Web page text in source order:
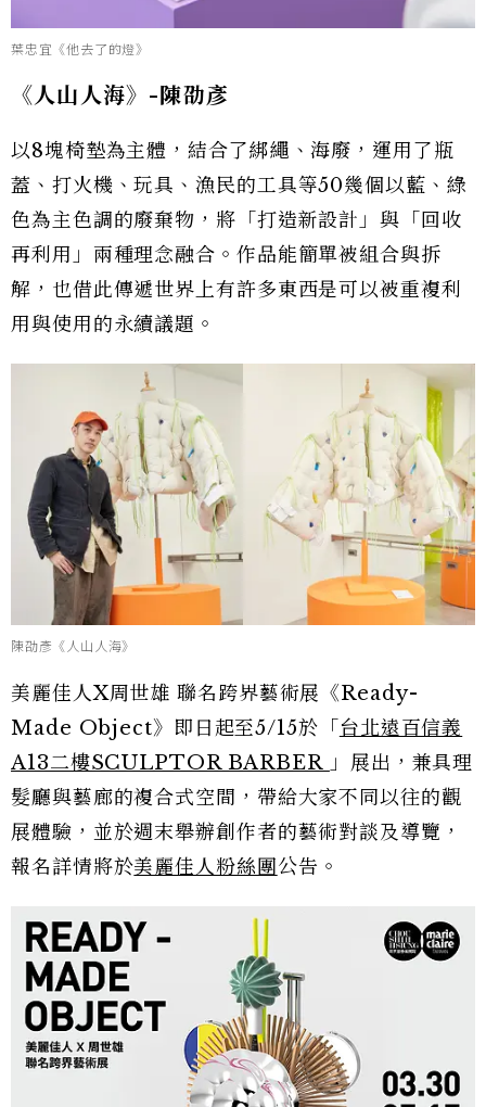
葉忠宜《他去了的燈》
《人山人海》- 陳劭彥
以8塊椅墊為主體，結合了綁繩、海廢，運用了瓶
蓋、打火機、玩具、漁民的工具等50幾個以藍、綠
色為主色調的廢棄物，將「打造新設計」與「回收
再利用」兩種理念融合。作品能簡單被組合與拆
解，也借此傳遞世界上有許多東西是可以被重複利
用與使用的永續議題。
陳劭彥《人山人海》
美麗佳人X周世雄 聯名跨界藝術展《Ready-
Made Object》即日起至5/15於「 台北遠百信義
A13二樓SCULPTOR BARBER 」展出，兼具理
髮廳與藝廊的複合式空間，帶給大家不同以往的觀
展體驗，並於週末舉辦創作者的藝術對談及導覽，
報名詳情將於美麗佳人粉絲團公告。